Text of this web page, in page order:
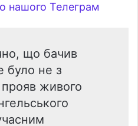
нашого Телеграм
що бачив
було не з
живого